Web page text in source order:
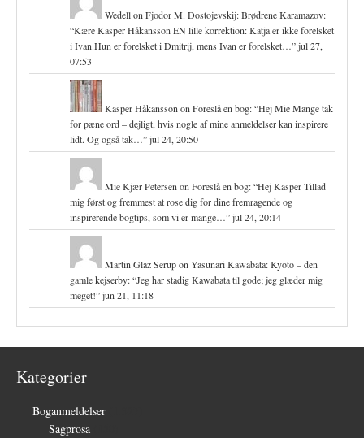
Wedellon Fjodor M. Dostojevskij: Brødrene Karamazov:
“Kære Kasper Håkansson EN lille korrektion: Katja er ikke forelsket
i Ivan.Hun er forelsket i Dmitrij, mens Ivan er forelsket…”jul 27,
07:53
Kasper Håkansson on Foreslå en bog: “Hej Mie Mange tak
for pæne ord – dejligt, hvis nogle af mine anmeldelser kan inspirere
lidt. Og også tak…”jul 24, 20:50
Mie Kjær Petersen on Foreslå en bog: “Hej Kasper Tillad
mig først og fremmest at rose dig for dine fremragende og
inspirerende bogtips, som vi er mange…”jul 24, 20:14
Martin Glaz Serupon Yasunari Kawabata: Kyoto – den
gamle kejserby: “Jeg har stadig Kawabata til gode; jeg glæder mig
meget!”jun 21, 11:18
Kategorier
Boganmeldelser
Sagprosa